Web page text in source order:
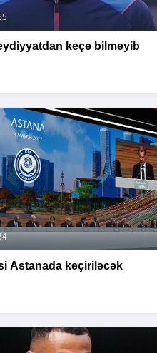
keçə bilməyib
Astanada keçiriləcək